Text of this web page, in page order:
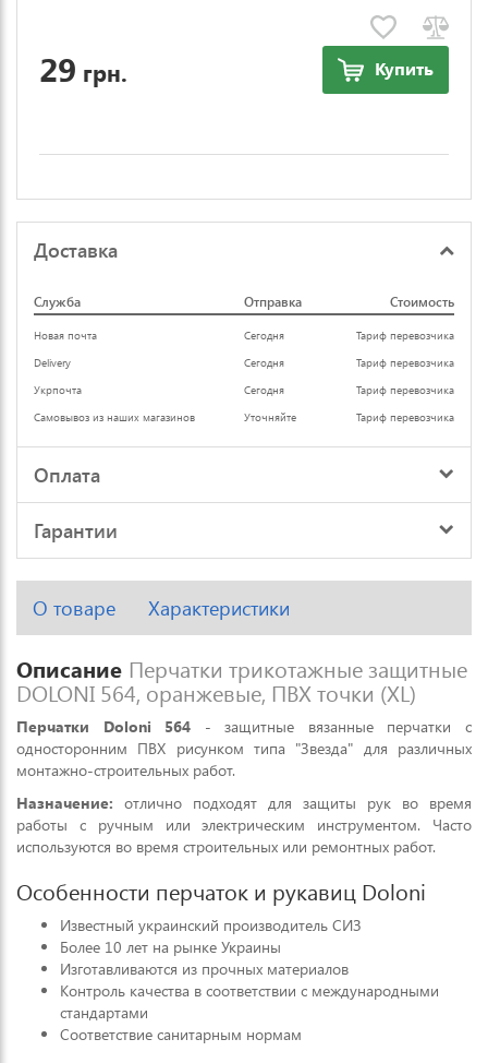
29 грн. Купить
Доставка
Служба Отправка Стоимость
Новая почта Сегодня
Тариф перевозчика
Delivery
Сегодня
Тариф перевозчика
Укрпочта
Сегодня
Тариф перевозчика
Самовывоз из наших магазинов
Уточняйте Тариф перевозчика
Оплата
Гарантии
О товаре Характеристики
Описание Перчатки трикотажные защитные
DOLONI 564, оранжевые, ПВХ точки (XL)
Перчатки Doloni 564 - защитные вязанные перчатки с
односторонним ПВХ рисунком типа "Звезда" для различных
монтажно-строительных работ.
Назначение: отлично подходят для защиты рук во время
работы с ручным или электрическим инструментом. Часто
используются во время строительных или ремонтных работ.
Особенности перчаток и рукавиц Doloni
Известный украинский производитель СИЗ
Более 10 лет на рынке Украины
Изготавливаются из прочных материалов
Контроль качества в соответствии с международными
стандартами
Соответствие санитарным нормам